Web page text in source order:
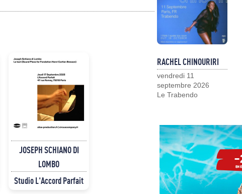
JOSEPH SCHIANO DI
LOMBO
Studio L'Accord Parfait
RACHEL CHINOURIRI
vendredi 11
septembre 2026
Le Trabendo